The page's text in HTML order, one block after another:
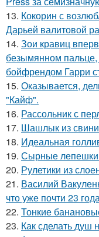
13. Кокорин с
Дарьей валитовой
14. Зои кравиц
безымянном
бойфрендом Гарри
15. Оказывается,
"Кайф".
16. Рассольник с
17. Шашлык из
18. Идеальная
19. Сырные лепешки
20. Рулетики из
21. Василий
что уже почти 23
22. Тонкие
23. Как сделать душ